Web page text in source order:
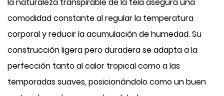
comodidad constante al regular la temperatura
corporal y reducir la acumulación de humedad. Su
construcción ligera pero duradera se adapta a la
perfección tanto al calor tropical como a las
temporadas suaves, posicionándolo como un buen